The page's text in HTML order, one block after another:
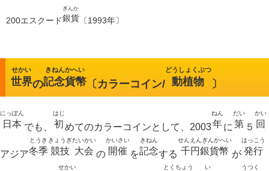
200エスクード銀貨
ぎんか
〔1993年〕
世界
せかい
の記念貨幣
きねんかへい
〔カラーコイン/ 動植物
どうしょくぶつ
〕
日本
にっぽん
でも、 初
はじ
めてのカラーコインとして、2003年
ねん
に 第
だい
５ 回
かい
アジア冬季
とうき
競技
きょうぎ
大会
たいかい
の 開催
かいさい
を記念
きねん
する 千円銀貨幣
せんえんぎんかへい
が 発行
はっこう
せかい とくちょう い うつく